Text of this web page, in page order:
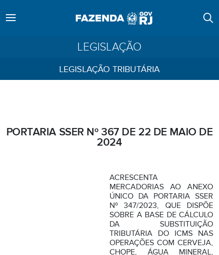
LEGISLAÇÃO
LEGISLAÇÃO TRIBUTÁRIA
PORTARIA SSER Nº 367 DE 22 DE MAIO DE
2024
ACRESCENTA
MERCADORIAS AO ANEXO
ÚNICO DA PORTARIA SSER
Nº 347/2023, QUE DISPÕE
SOBRE A BASE DE CÁLCULO
DA SUBSTITUIÇÃO
TRIBUTÁRIA DO ICMS NAS
OPERAÇÕES COM CERVEJA,
CHOPE, ÁGUA MINERAL,